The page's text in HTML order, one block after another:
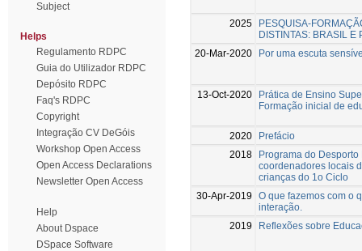
Subject
Helps
Regulamento RDPC
Guia do Utilizador RDPC
Depósito RDPC
Faq's RDPC
Copyright
Integração CV DeGóis
Workshop Open Access
Open Access Declarations
Newsletter Open Access
Help
About Dspace
DSpace Software
2025
PESQUISA-
DISTINTAS: BRASIL E
20-Mar-2020
Por uma escuta
13-Oct-2020
Prática de Ensino
Formação inicial de
2020
Prefácio
2018
Programa do
coordenadores locais
crianças do 1o Ciclo
30-Apr-2019
O que fazemos com o
interação.
2019
Reflexões sobre